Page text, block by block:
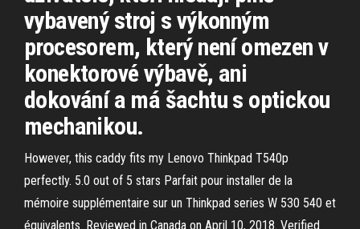
vybavený stroj s výkonným
procesorem, který není omezen v
konektorové výbavě, ani
dokování a má šachtu s optickou
mechanikou.
However, this caddy fits my Lenovo Thinkpad T540p
perfectly. 5.0 out of 5 stars Parfait pour installer de la
mémoire supplémentaire sur un Thinkpad series W 530 540 et
équivalents. Reviewed in Canada on April 10, 2018. Verified